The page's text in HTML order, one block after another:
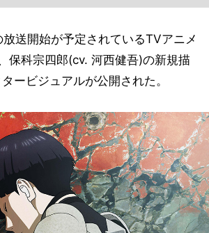
送開始が予定されているTVアニメ
保科宗四郎(cv. 河西健吾)の新規描
ービジュアルが公開された。